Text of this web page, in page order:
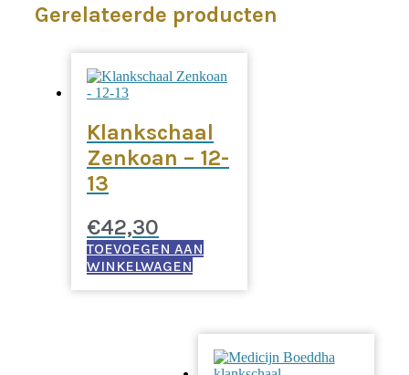
Gerelateerde producten
Klankschaal
Zenkoan – 12-
13
€42,30
TOEVOEGEN AAN
WINKELWAGEN